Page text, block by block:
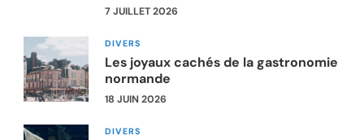
7 JUILLET 2026
DIVERS
Les joyaux cachés de la gastronomie
normande
18 JUIN 2026
DIVERS